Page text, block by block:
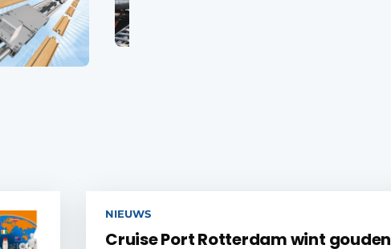
NIEUWS
Cruise Port Rotterdam wint gouden